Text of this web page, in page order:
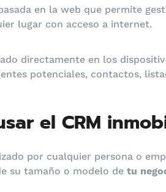
en la web que permite
lugar con acceso a internet.
directamente en los
potenciales, contactos,
el CRM
por cualquier persona o
su tamaño o modelo de tu